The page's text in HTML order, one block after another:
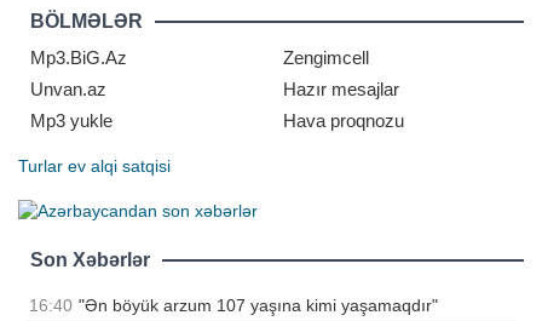
"Məni bağışla, gözəl anam.
Qardaşlarıma və dostlarıma vaxt
ayırmadan köçüb getdim"
BÖLMƏLƏR
Mp3.BiG.Az
Zengimcell
Unvan.az
Hazır mesajlar
Mp3 yukle
Hava proqnozu
Turlar ev alqi satqisi
Son Xəbərlər
16:40 "Ən böyük arzum 107 yaşına kimi yaşamaqdır"